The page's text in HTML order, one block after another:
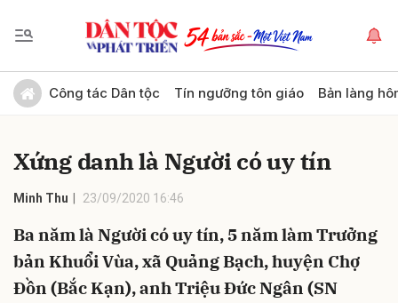
Công tác Dân tộc Tín ngưỡng tôn giáo Bản làng
Xứng danh là Người có uy tín
Minh Thu 23/09/2020 16:46
Ba năm là Người có uy tín, 5 năm làm Trưởng
bản Khuổi Vùa, xã Quảng Bạch, huyện Chợ
Đồn (Bắc Kạn), anh Triệu Đức Ngân (SN
Gửi bình luận
Hủy Gửi